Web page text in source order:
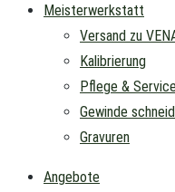
Meisterwerkstatt
Versand zu
Kalibrierung
Pflege & Service
Gewinde
Gravuren
Angebote